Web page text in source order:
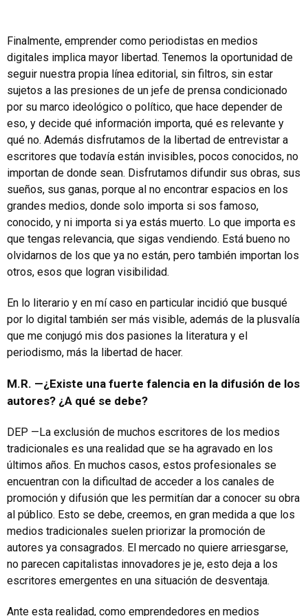
Finalmente, emprender como periodistas en medios
digitales implica mayor libertad. Tenemos la oportunidad de
seguir nuestra propia línea editorial, sin filtros, sin estar
sujetos a las presiones de un jefe de prensa condicionado
por su marco ideológico o político, que hace depender de
eso, y decide qué información importa, qué es relevante y
qué no. Además disfrutamos de la libertad de entrevistar a
escritores que todavía están invisibles, pocos conocidos, no
importan de donde sean. Disfrutamos difundir sus obras, sus
sueños, sus ganas, porque al no encontrar espacios en los
grandes medios, donde solo importa si sos famoso,
conocido, y ni importa si ya estás muerto. Lo que importa es
que tengas relevancia, que sigas vendiendo. Está bueno no
olvidarnos de los que ya no están, pero también importan los
otros, esos que logran visibilidad.
En lo literario y en mí caso en particular incidió que busqué
por lo digital también ser más visible, además de la plusvalía
que me conjugó mis dos pasiones la literatura y el
periodismo, más la libertad de hacer.
M.R. —¿Existe una fuerte falencia en la difusión de los
autores? ¿A qué se debe?
DEP —La exclusión de muchos escritores de los medios
tradicionales es una realidad que se ha agravado en los
últimos años. En muchos casos, estos profesionales se
encuentran con la dificultad de acceder a los canales de
promoción y difusión que les permitían dar a conocer su obra
al público. Esto se debe, creemos, en gran medida a que los
medios tradicionales suelen priorizar la promoción de
autores ya consagrados. El mercado no quiere arriesgarse,
no parecen capitalistas innovadores je je, esto deja a los
escritores emergentes en una situación de desventaja.
Ante esta realidad, como emprendedores en medios